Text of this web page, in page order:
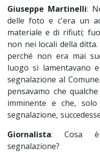
Giuseppe Martinelli:
delle foto e c'era un
materiale e di rifiuti;
non nei locali della
perché non era mai
luogo si lamentavano
segnalazione al
pensavamo che
imminente e che,
segnalazione,
Giornalista: Cosa è
segnalazione?